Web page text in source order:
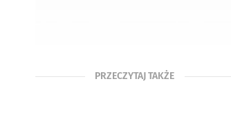
PRZECZYTAJ TAKŻE